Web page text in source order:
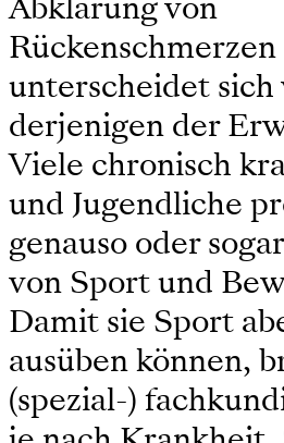
Rückenschmerzen
unterscheidet sich
derjenigen der
Viele chronisch
und Jugendliche
genauso oder
von Sport und
Damit sie Sport
ausüben können,
(spezial-)